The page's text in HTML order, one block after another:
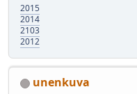
2015
2014
2103
2012
unenkuva